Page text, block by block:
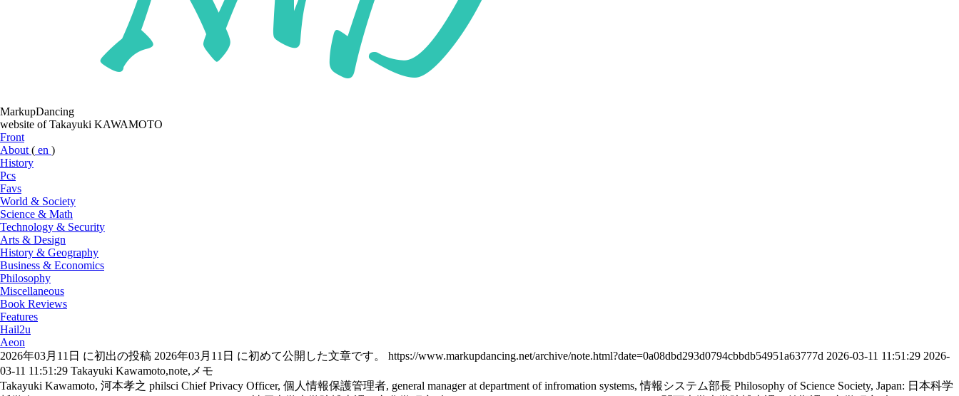
MarkupDancing
website of Takayuki KAWAMOTO
Front
About ( en )
History
Pcs
Favs
World & Society
Science & Math
Technology & Security
Arts & Design
History & Geography
Business & Economics
Philosophy
Miscellaneous
Book Reviews
Features
Hail2u
Aeon
2026年03月11日 に初出の投稿 2026年03月11日 に初めて公開した文章です。 https://www.markupdancing.net/archive/note.html?date=0a08dbd293d0794cbbdb54951a63777d 2026-03-11 11:51:29 2026-
03-11 11:51:29 Takayuki Kawamoto,note,メモ
Takayuki Kawamoto, 河本孝之 philsci Chief Privacy Officer, 個人情報保護管理者, general manager at department of infromation systems, 情報システム部長 Philosophy of Science Society, Japan: 日本科学